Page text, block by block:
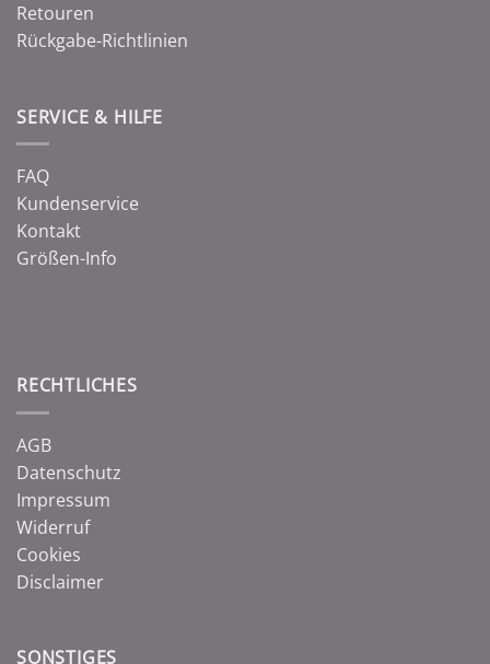
Retouren
Rückgabe-Richtlinien
SERVICE & HILFE
FAQ
Kundenservice
Kontakt
Größen-Info
RECHTLICHES
AGB
Datenschutz
Impressum
Widerruf
Cookies
Disclaimer
SONSTIGES